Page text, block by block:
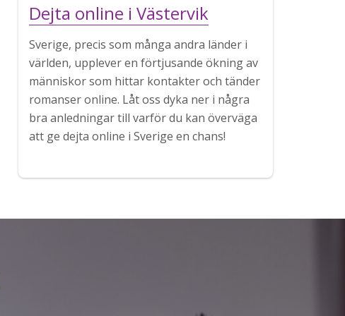
Dejta online i Västervik
Sverige, precis som många andra länder i
världen, upplever en förtjusande ökning av
människor som hittar kontakter och tänder
romanser online. Låt oss dyka ner i några
bra anledningar till varför du kan överväga
att ge dejta online i Sverige en chans!